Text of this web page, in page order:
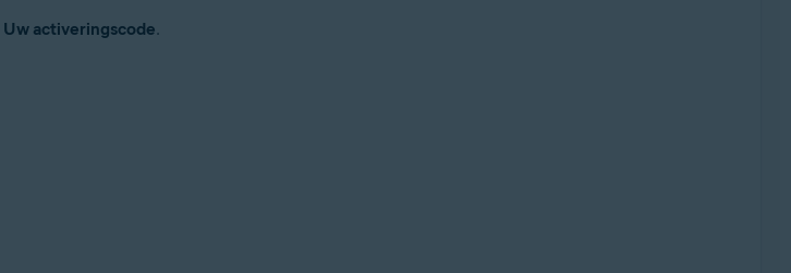
Uw activeringscode.